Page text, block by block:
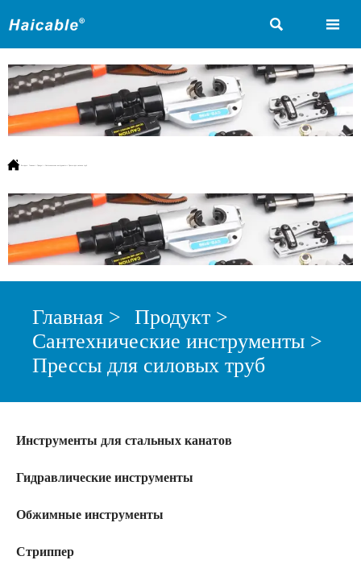
 
 Вы здесь: Главная Продукт Прессы для силовых труб
Главная > Продукт >
Сантехнические инструменты >
Прессы для силовых труб
Инструменты для стальных канатов
Гидравлические инструменты
Обжимные инструменты
Стриппер